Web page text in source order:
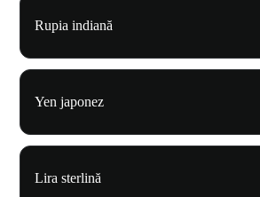
Rupia indiană
Yen japonez
Lira sterlină